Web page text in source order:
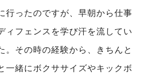
行ったのですが、早朝から仕事
ィフェンスを学び汗を流してい
。その時の経験から、きちんと
一緒にボクササイズやキックボ